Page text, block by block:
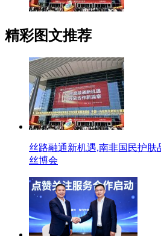
精彩图文推荐
丝路融通新机遇,南非国民护肤
丝博会